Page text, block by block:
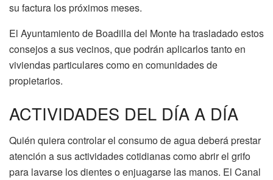
su factura los próximos meses.
El Ayuntamiento de Boadilla del Monte ha trasladado estos
consejos a sus vecinos, que podrán aplicarlos tanto en
viviendas particulares como en comunidades de
propietarios.
ACTIVIDADES DEL DÍA A DÍA
Quién quiera controlar el consumo de agua deberá prestar
atención a sus actividades cotidianas como abrir el grifo
para lavarse los dientes o enjuagarse las manos. El Canal